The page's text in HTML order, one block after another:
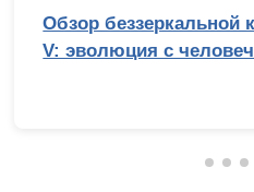
Обзор беззеркальной
V: эволюция с